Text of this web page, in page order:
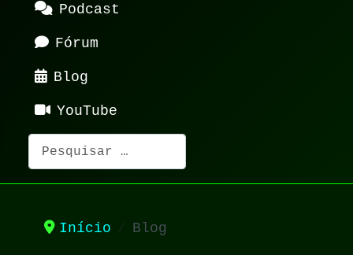
Podcast
Fórum
Blog
YouTube
Pesquisar
Início Blog